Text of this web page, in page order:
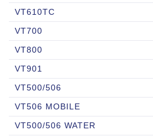
VT610TC
VT700
VT800
VT901
VT500/506
VT506 MOBILE
VT500/506 WATER